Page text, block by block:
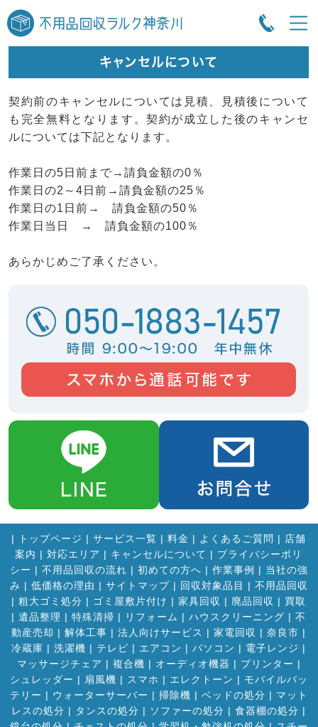
キャンセルについて
契約前のキャンセルについては見積、見積後について
も完全無料となります。契約が成立した後のキャンセ
ルについては下記となります。
作業日の5日前まで→請負金額の0％
作業日の2～4日前→請負金額の25％
作業日の1日前→ 請負金額の50％
作業日当日 → 請負金額の100％
あらかじめご了承ください。
| トップページ | サービス一覧 | 料金 | よくあるご質問 | 店舗
案内 | 対応エリア | キャンセルについて | プライバシーポリ
シー | 不用品回収の流れ | 初めての方へ | 作業事例 | 当社の強
み | 低価格の理由 | サイトマップ| 回収対象品目 | 不用品回収
| 粗大ゴミ処分 | ゴミ屋敷片付け | 家具回収 | 廃品回収 | 買取
| 遺品整理 | 特殊清掃 | リフォーム | ハウスクリーニング | 不
動産売却 | 解体工事 | 法人向けサービス | 家電回収 | 奈良市 |
冷蔵庫 | 洗濯機 | テレビ | エアコン | パソコン | 電子レンジ |
マッサージチェア | 複合機 | オーディオ機器 | プリンター |
シュレッダー | 扇風機 | スマホ | エレクトーン | モバイルバッ
テリー | ウォーターサーバー | 掃除機 | ベッドの処分 | マット
レスの処分 | タンスの処分 | ソファーの処分 | 食器棚の処分 |